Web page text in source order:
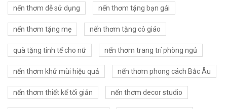
nến thơm dễ sử dụng nến thơm tặng bạn gái
nến thơm tặng mẹ nến thơm tặng cô giáo
quà tặng tinh tế cho nữ nến thơm trang trí phòng ngủ
nến thơm khử mùi hiệu quả nến thơm phong cách Bắc Âu
nến thơm thiết kế tối giản nến thơm decor studio